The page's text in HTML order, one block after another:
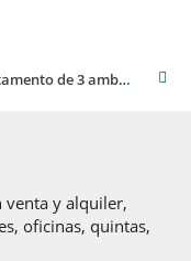
Oportunidad de compra: Moderno departamento de 3 ambientes en Corrientes
venta y alquiler,
oficinas, quintas,